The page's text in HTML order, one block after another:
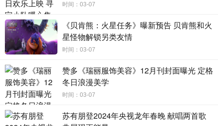
豫地为导演打了100分。田壮壮导演对李亘导演这位学生不吝
夸赞：“其实老师不太愿意当着那么多人的面夸学生，有人以
为老师特别好，但老师是由学生成就的。这部电影里时时刻
刻都能看到一些温暖的东西，这是李亘跟别人不同的对方，
他对美好和痛苦都有不一样的感觉。”
导演处女作温暖真挚，一众嘉宾“盖章”认可
李亘导演这部充满温情、对友情和人生有很多温暖思考
时间：03-07
《贝肯熊：火星任务》曝新预告 贝肯熊和火
星怪物解锁另类友情
时间：03-07
赞多《瑞丽服饰美容》12月刊封面曝光 定格
冬日浪漫美学
时间：03-07
苏有朋登2024年央视龙年春晚 献唱两首歌